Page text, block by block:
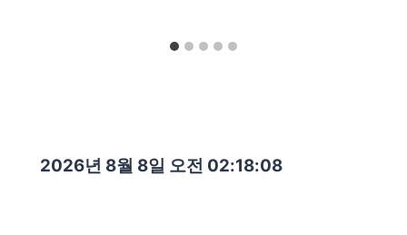
2026년 8월 8일 오전 02:18:09